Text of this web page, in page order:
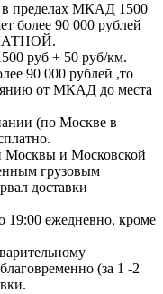
в пределах МКАД 1500
более 90 000 рублей
руб + 50 руб/км.
90 000 рублей ,то
от МКАД до места
(по Москве в
Москвы и Московской
грузовым
доставки
19:00 ежедневно, кроме
(за 1 -2